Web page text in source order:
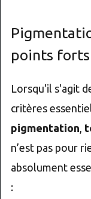
points
Lorsqu'il s'agit
critères
pigmentation,
n’est pas pour
absolument
: